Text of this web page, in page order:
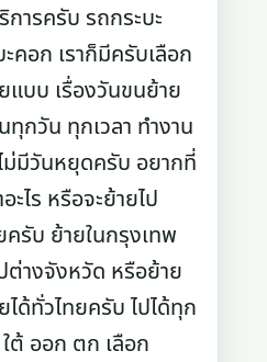
การครับ รถกระบะ
คอก เราก็มีครับเลือก
แบบ เรื่องวันขนย้าย
ทุกวัน ทุกเวลา ทำงาน
มีวันหยุดครับ อยากที่
ะไร หรือจะย้ายไป
รับ ย้ายในกรุงเทพ
ต่างจังหวัด หรือย้าย
ได้ทั่วไทยครับ ไปได้ทุก
ต้ ออก ตก เลือก